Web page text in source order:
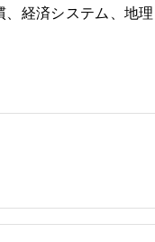
経済システム、地